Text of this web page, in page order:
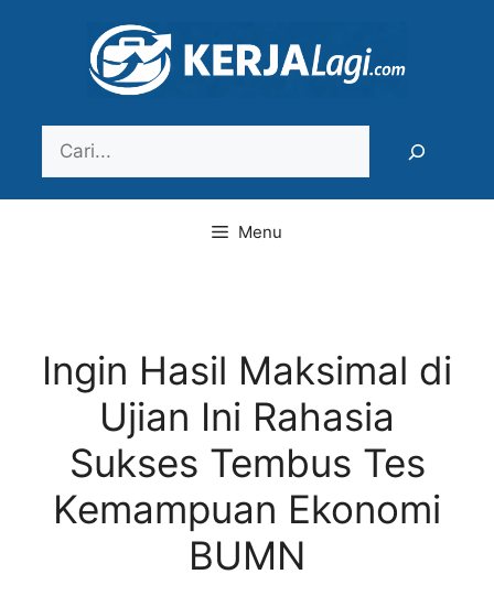
Menu
Ingin Hasil Maksimal di
Ujian Ini Rahasia
Sukses Tembus Tes
Kemampuan Ekonomi
BUMN